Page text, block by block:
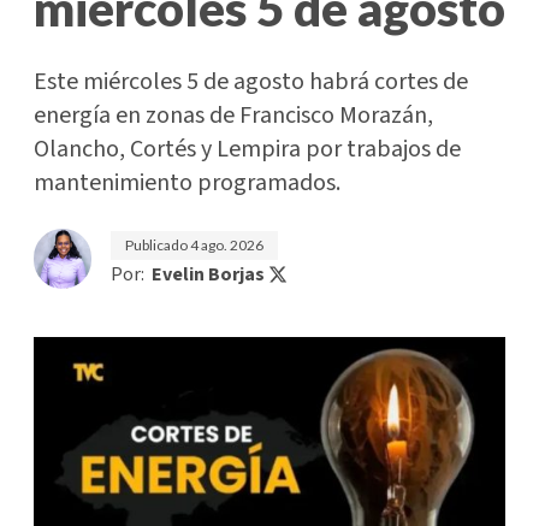
Este miércoles 5 de agosto habrá cortes de
energía en zonas de Francisco Morazán,
Olancho, Cortés y Lempira por trabajos de
mantenimiento programados.
Publicado4 ago. 2026
Por: Evelin Borjas